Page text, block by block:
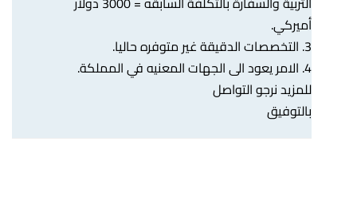
أميركي.
3. التخصصات الدقيقة غير متوفره حاليا.
4. الامر يعود الى الجهات المعنيه في المملكة.
للمزيد نرجو التواصل
بالتوفيق